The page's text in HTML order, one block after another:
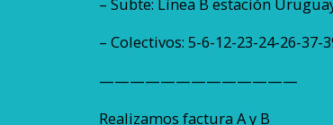
– Colectivos: 5-6-12-23-24-26-37-
—————————————
Realizamos factura A y B